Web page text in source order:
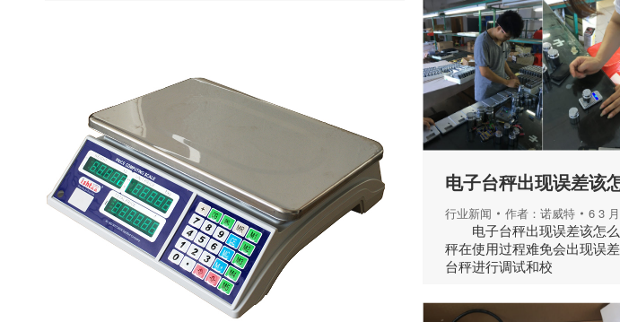
电子台秤出现误差该
行业新闻 作者： 诺威特 6 3
电子台秤出现误差该怎
秤在使用过程难免会出现误
台秤进行调试和校